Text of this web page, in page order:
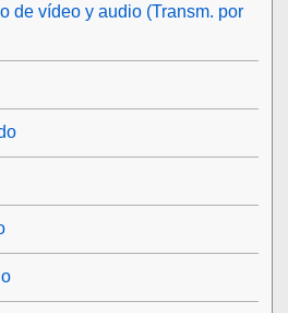
de vídeo y audio (Transm. por